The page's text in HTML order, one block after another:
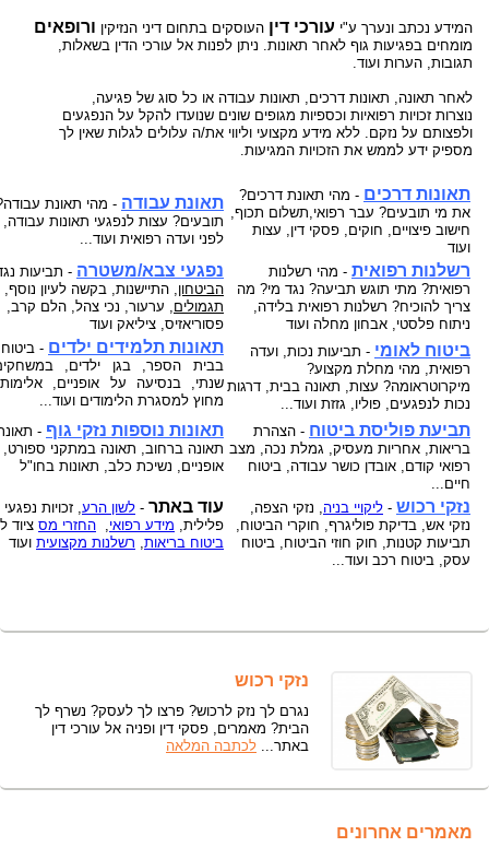
חוק הפיצויים לנפגעי תאונות דרכים
עורך דין תאונת דרכים, עברת תאונה? נשאר לבחור
תקנות פיצויים לנפגעי תאונות דרכים (תשלומים
תכופים)
ייעוץ - עורכי דין
שאלות ותשובות - נזקי גוף
תביעת פיצויים - דוגמאות
פורום אורטופדיה וכירורגיה
עו"ד?
רשלנות רפואית- העברת נטל הראיה אל הנתבעים
רשלנות רפואית - ניתוחים
רשלנות רפואית - אבחון לקוי
רשלנות רפואית בלידה - הריון
תביעת רשלנות רפואית - הריון, לידה
שיתוק מוחין, פיגור שכלי, תביעת רשלנות רפואית
רשלנות רפואית- ניתוח פלסטי קוסמטי
מידע על תביעות רשלנות רפואית
ס` 35-36 לחוק הנזיקין
תיעוד חומר רפואי - רשלנות רפואית
חוק זכויות החולה
ביטוח לאומי - תביעות פיצויים נפגעי תאונות עבודה
קצין תגמולים - בקשה לעיון נוסף
קצין תגמולים דחה את תביעתך?
נכי צה"ל וחוק הנכים, לאן?
קביעת אחוזי נכות לנפגעי משרד הביטחון - תקנות
הלם קרב
קצין תגמולים- מידע משפטי ומדריך להגשת תביעה
מאגר חוקים| דיני צבא
נכי צה"ל - דוגמאות לתביעות נכות
עורכי דין מייעצים- משרד הביטחון, צבא
קטעי עיתונות
בחירת זכויות לפי חוק הביטוח הלאומי או לפי חוק
הנכים?
תאונות אופניים
תביעת ביטוח בגין נכות מתאונה ומחלוקת בנוגע
לפרשנות חישוב הפיצוי
חיה מועדת - נשיכת כלב
רשלנות מקצועית
זכויות נפגעי עבירה| קורבנות משפט פלילי ועבירות
מין
חוק פיצוי לנפגעי פוליו, התשס"ז-2007
בדיקת החזרי מס
דואר אלקטרוני, חוק הספאם ודואר זבל, עד מתי?
צליפת שוט, פגיעות ראש, זעזוע מוח, פגיעה נפשית
דירוג עורכי דין - פרסום עורכי דין בחינם באינטרנט !
מומחה רפואי - מה תפקידו ?
המידע נכתב ונערך ע"י עורכי דין העוסקים בתחום דיני הנזיקין ורופאים
מומחים בפגיעות גוף לאחר תאונות. ניתן לפנות אל עורכי הדין בשאלות,
תגובות, הערות ועוד.
לאחר תאונה, תאונות דרכים, תאונות עבודה או כל סוג של פגיעה,
נוצרות זכויות רפואיות וכספיות מגופים שונים שנועדו להקל על הנפגעים
ולפצותם על נזקם. ללא מידע מקצועי וליווי את/ה עלולים לגלות שאין לך
מספיק ידע לממש את הזכויות המגיעות.
תאונות דרכים - מהי תאונת דרכים?
את מי תובעים? עבר רפואי,תשלום תכוף,
חישוב פיצויים, חוקים, פסקי דין, עצות
ועוד
תאונת עבודה - מהי תאונת
תובעים? עצות לנפגעי תאונות
לפני ועדה רפואית ועוד...
רשלנות רפואית - מהי רשלנות
רפואית? מתי תוגש תביעה? נגד מי? מה
צריך להוכיח? רשלנות רפואית בלידה,
ניתוח פלסטי, אבחון מחלה ועוד
נפגעי צבא/משטרה - תביעות
הביטחון , התיישנות, בקשה לעיון נוסף,
תגמולים , ערעור, נכי צהל, הלם קרב,
פסוריאזיס, ציליאק ועוד
ביטוח לאומי - תביעות נכות, ועדה
רפואית, מהי מחלת מקצוע?
מיקרוטראומה? עצות, תאונה בבית, דרגות
נכות לנפגעים, פוליו, גזזת ועוד...
תאונות תלמידים ילדים -
בבית הספר, בגן ילדים,
שנתי, בנסיעה על אופניים,
מחוץ למסגרת הלימודים ועוד...
תביעת פוליסת ביטוח - הצהרת
בריאות, אחריות מעסיק, גמלת נכה, מצב
רפואי קודם, אובדן כושר עבודה, ביטוח
חיים...
תאונות נוספות נזקי גוף -
תאונה ברחוב, תאונה במתקני ספורט,
אופניים, נשיכת כלב, תאונות בחו"ל
נזקי רכוש - ליקויי בניה , נזקי הצפה,
נזקי אש, בדיקת פוליגרף, חוקרי הביטוח,
תביעות קטנות, חוק חוזי הביטוח, ביטוח
עסק, ביטוח רכב ועוד...
עוד באתר - לשון הרע , זכויות
פלילית, מידע רפואי החזרי מס ציוד
ביטוח בריאות רשלנות מקצועית ועוד
נזקי רכוש
נגרם לך נזק לרכוש? פרצו לך לעסק? נשרף לך
הבית? מאמרים, פסקי דין ופניה אל עורכי דין
באתר... לכתבה המלאה
מאמרים אחרונים